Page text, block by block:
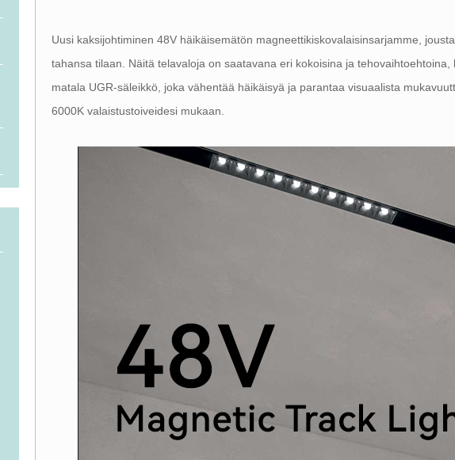
Uusi kaksijohtiminen 48V häikäisemätön magneettikiskovalaisinsarjamme,
tahansa tilaan. Näitä telavaloja on saatavana eri kokoisina ja
matala UGR-säleikkö, joka vähentää häikäisyä ja parantaa visuaalista
6000K valaistustoiveidesi mukaan.